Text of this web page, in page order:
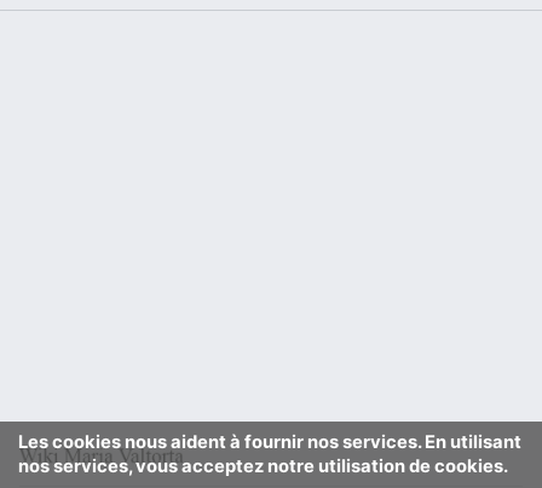
Les cookies nous aident à fournir nos services. En utilisant
nos services, vous acceptez notre utilisation de cookies.